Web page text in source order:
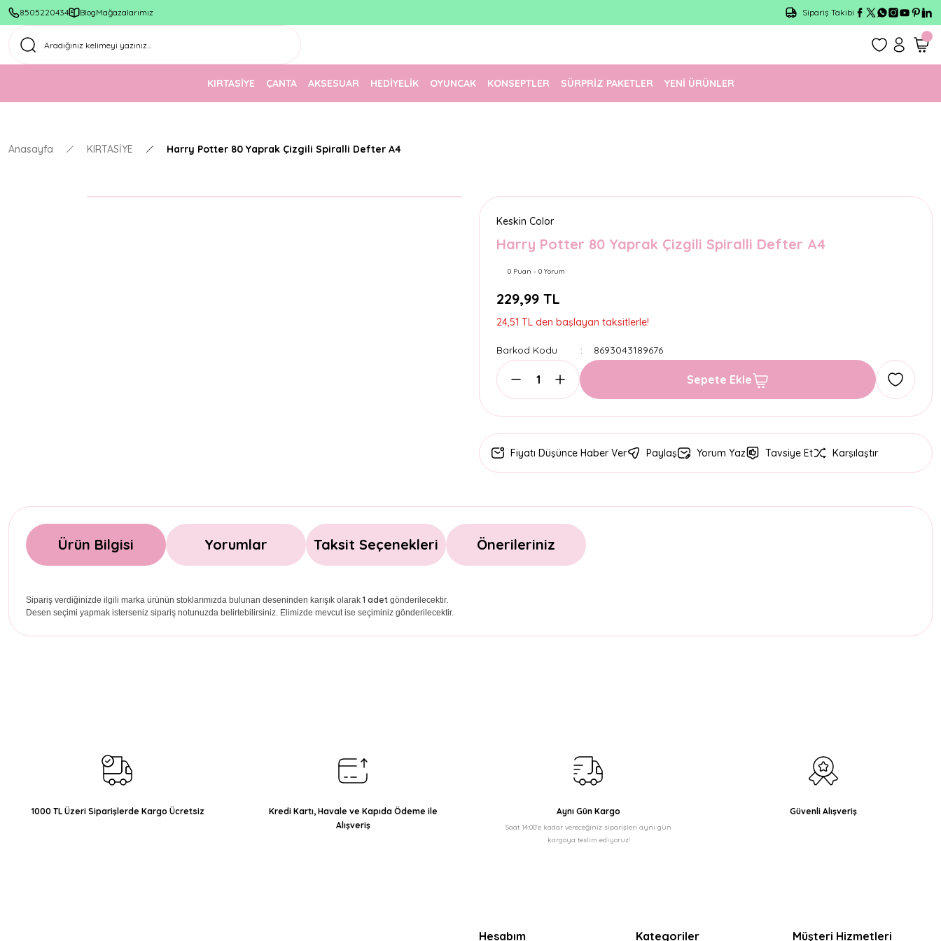
8505220434 BlogMağazalarımız
1500 TL Üzeri Ücretsiz Kargo
Sipariş Takibi
KIRTASİYE ÇANTA AKSESUAR HEDİYELİK OYUNCAK KONSEPTLER SÜRPRİZ PAKETLER YENİ ÜRÜNLER
Anasayfa KIRTASİYE Harry Potter 80 Yaprak Çizgili Spiralli Defter A4
Keskin Color
Harry Potter 80 Yaprak Çizgili Spiralli Defter A4
0 Puan - 0 Yorum
229,99 TL
24,51 TL den başlayan taksitlerle!
Barkod Kodu 8693043189676
Sepete Ekle
Fiyatı Düşünce Haber Ver Paylaş Yorum Yaz Tavsiye Et Karşılaştır
Ürün Bilgisi Yorumlar Taksit Seçenekleri Önerileriniz
Sipariş verdiğinizde ilgili marka ürünün stoklarımızda bulunan deseninden karışık olarak 1 adet gönderilecektir.
Desen seçimi yapmak isterseniz sipariş notunuzda belirtebilirsiniz. Elimizde mevcut ise seçiminiz gönderilecektir.
Ürün fiyatı diğer sitelerden daha pahalı.
Bu ürüne benzer farklı alternatifler olmalı.
1000 TL Üzeri Siparişlerde Kargo Ücretsiz
Kredi Kartı, Havale ve Kapıda Ödeme ile
Alışveriş
Aynı Gün Kargo
Saat 14:00'e kadar vereceğiniz siparişleri aynı gün
kargoya teslim ediyoruz!
Güvenli Alışveriş
Hesabım Kategoriler Müşteri Hizmetleri